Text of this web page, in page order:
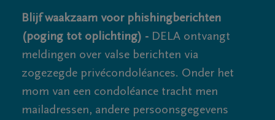
Blijf waakzaam voor phishingberichten
(poging tot oplichting) - DELA ontvangt
meldingen over valse berichten via
zogezegde privécondoléances. Onder het
mom van een condoléance tracht men
mailadressen, andere persoonsgegevens